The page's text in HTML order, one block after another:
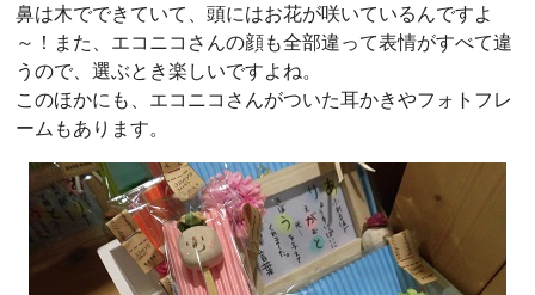
鼻は木でできていて、頭にはお花が咲いているんですよ
～！また、エコニコさんの顔も全部違って表情がすべて違
うので、選ぶとき楽しいですよね。
このほかにも、エコニコさんがついた耳かきやフォトフレ
ームもあります。